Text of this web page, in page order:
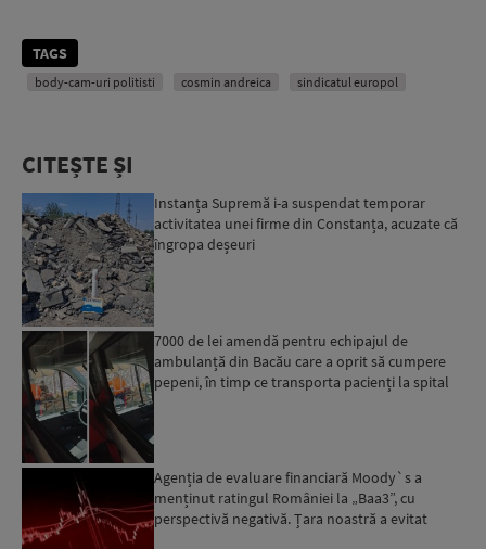
TAGS
body-cam-uri politisti cosmin andreica sindicatul europol
CITEȘTE ȘI
Instanța Supremă i-a suspendat temporar
activitatea unei firme din Constanța, acuzate că
îngropa deșeuri
7000 de lei amendă pentru echipajul de
ambulanță din Bacău care a oprit să cumpere
pepeni, în timp ce transporta pacienți la spital
Agenția de evaluare financiară Moody`s a
menținut ratingul României la „Baa3”, cu
perspectivă negativă. Țara noastră a evitat